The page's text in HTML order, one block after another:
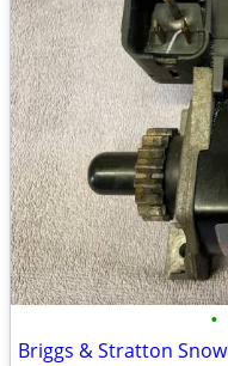
•